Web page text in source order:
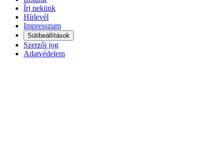
Írj nekünk
Hírlevél
Impresszum
Sütibeállítások
Szerzői jog
Adatvédelem